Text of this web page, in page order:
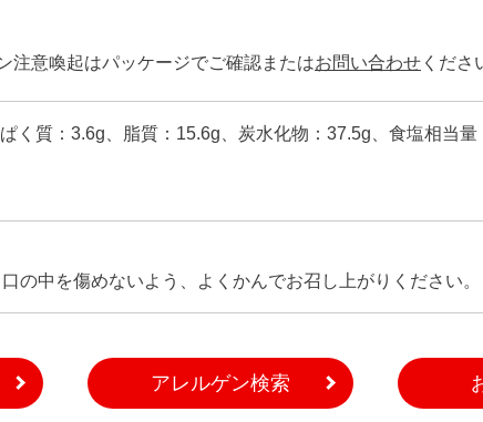
注意喚起はパッケージでご確認またはお問い合わせ くださ
く質：3.6g、脂質：15.6g、炭水化物：37.5g、食塩相当量
の中を傷めないよう、よくかんでお召し上がりください。
アレルゲン検索